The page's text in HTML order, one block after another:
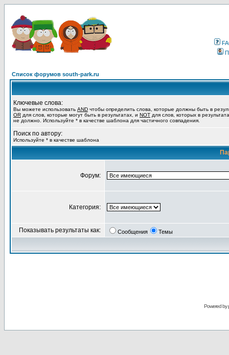
Список форумов south-park.ru
Ключевые слова:
Вы можете использовать AND чтобы определить слова, которые должны быть в
OR для слов, которые могут быть в результатах, и NOT для слов, которых в
не должно. Используйте * в качестве шаблона для частичного совпадения.
Поиск по автору:
Используйте * в качестве шаблона
Форум:
Категория:
Показывать результаты как: Сообщения Темы
Powered by